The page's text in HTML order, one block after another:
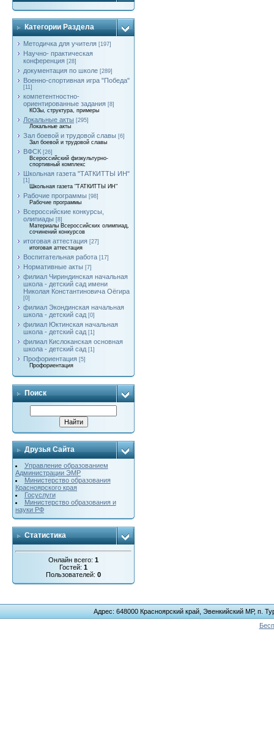
Категории Раздела
Методичка для учителя [197]
Научно- практическая
конференция [28]
документация по школе [289]
Военно-спортивная игра "Победа"
[11]
компетентностно-
ориентированные задания [8]
КОЗы, структура, примеры
Локальные акты [295]
Локальные акты
Зал боевой и трудовой славы [6]
Зал боевой и трудовой славы
ВФСК [26]
Всероссийский физкультурно-
спортивный комплекс
Школьная газета "ТАТКИТТЫ ИН"
[1]
Школьная газета "ТАТКИТТЫ ИН"
Рабочие программы [98]
Рабочие программы
Всероссийские конкурсы,
олипиады [8]
Материалы Всероссийских олимпиад,
сочинений конкурсов
итоговая аттестация [27]
итоговая аттестация
Воспитательная работа [17]
Нормативные акты [7]
филиал Чириндинская начальная
школа - детский сад имени
Николая Константиновича Оёгира
[0]
филиал Экондинская начальная
школа - детский сад [0]
филиал Юктинская начальная
школа - детский сад [1]
филиал Кислоканская основная
школа - детский сад [1]
Профориентация [5]
Профориентация
Поиск
Друзья Сайта
Управление образованием
Администрации ЭМР
Министерство образования
Красноярского края
Госуслуги
Министерство образования и
науки РФ
Статистика
Онлайн всего: 1
Гостей: 1
Пользователей: 0
Адрес: 648000 Красноярский край, Эвенкийский МР, п.